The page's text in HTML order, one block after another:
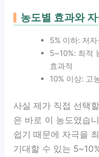
농도별 효과와
5% 이하: 저
5~10%: 최적
효과적
10% 이상: 고
사실 제가 직접 선택
은 바로 이 농도였습
쉽기 때문에 자극을
기대할 수 있는